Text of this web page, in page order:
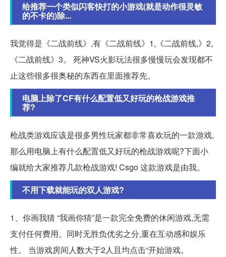
给推荐一个类似闪客快打的小游戏(就是动作很灵敏
的不卡的)除...
我觉得是《二战前线》,有《二战前线》1,《二战前线,》2,
《二战前线》3。 死神VS火影玩法很多慢慢玩会发现都不
止这些很多很奥秘的东西在里面推荐先。
电脑上除了CF有什么配置低又好玩的枪战游戏推
荐?
枪战类游戏应该是很多男性玩家都非常喜欢玩的一款游戏,
那么用电脑上有什么配置低又好玩的枪战游戏呢?下面小
编就给大家推荐几款枪战游戏! Csgo 这款游戏是由我。
不用下载就能玩的双人游戏?
1、你画我猜 “我画你猜”是一款完全免费的休闲游戏,无需
支付任何费用。同时无胜负优劣之分,重在互动感和娱乐
性。 当游戏房间人数大于2人且均点击“开始游戏。